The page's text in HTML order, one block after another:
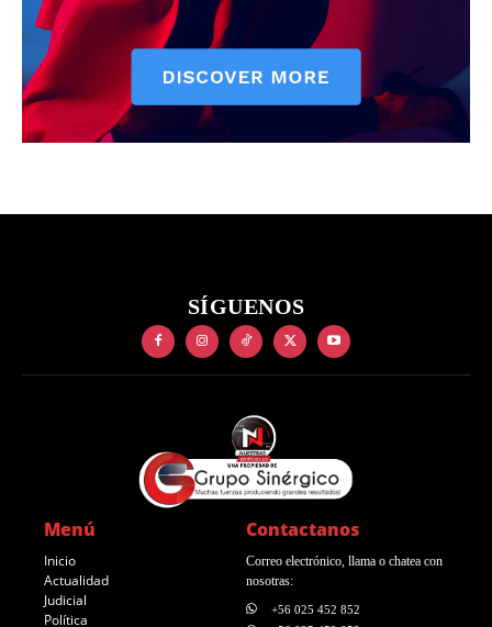
SÍGUENOS
Menú
Inicio
Actualidad
Judicial
Política
Contactanos
Correo electrónico, llama o chatea con
nosotras:
+56 025 452 852